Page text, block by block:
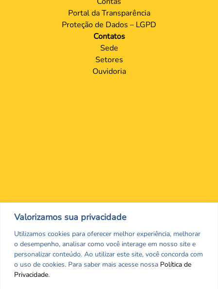
Valorizamos sua privacidade
Utilizamos cookies para oferecer melhor experiência, melhorar
o desempenho, analisar como você interage em nosso site e
personalizar conteúdo. Ao utilizar este site, você concorda com
o uso de cookies. Para saber mais acesse nossa Política de
Privacidade.
Portal da Transparência
Proteção de Dados – LGPD
Contatos
Sede
Setores
Ouvidoria